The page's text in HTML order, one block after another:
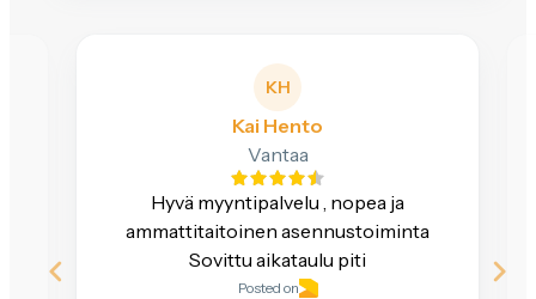
KH
Kai Hento
Vantaa
Hyvä myyntipalvelu , nopea ja
ammattitaitoinen asennustoiminta
Sovittu aikataulu piti
Posted on